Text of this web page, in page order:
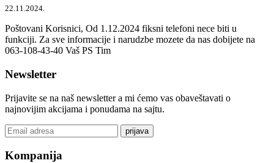
22.11.2024.
Poštovani Korisnici, Od 1.12.2024 fiksni telefoni nece biti u
funkciji. Za sve informacije i narudzbe mozete da nas dobijete na
063-108-43-40 Vaš PS Tim
Newsletter
Prijavite se na naš newsletter a mi ćemo vas obaveštavati o
najnovijim akcijama i ponudama na sajtu.
prijava
Kompanija